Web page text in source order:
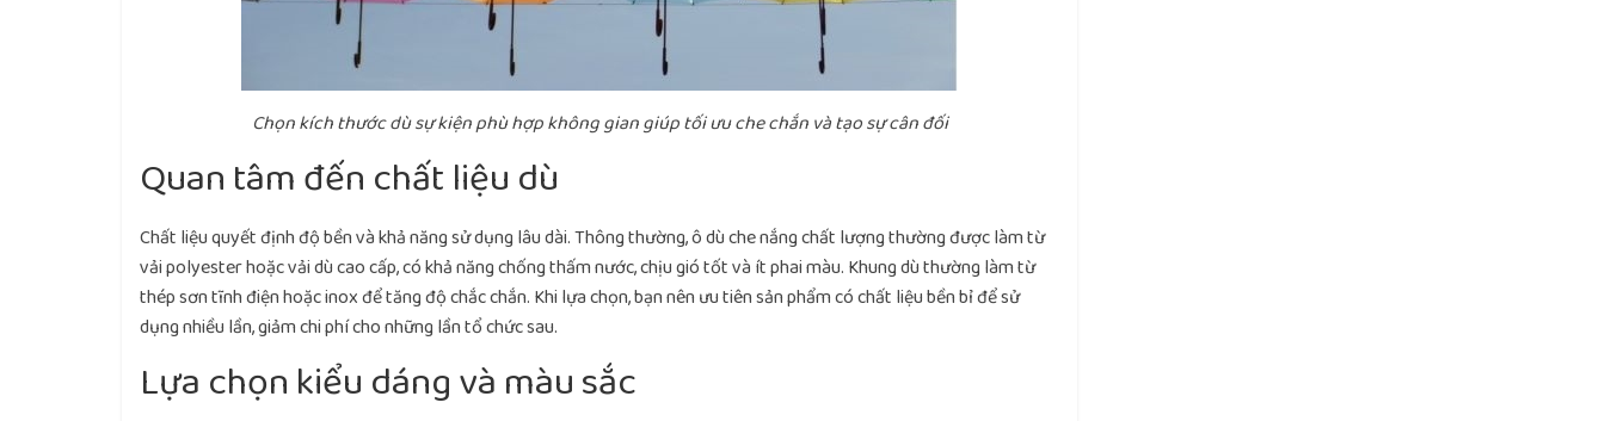
Chọn kích thước dù sự kiện phù hợp không gian giúp tối ưu che chắn và tạo sự cân đối
Quan tâm đến chất liệu dù
Chất liệu quyết định độ bền và khả năng sử dụng lâu dài. Thông thường, ô dù che nắng chất lượng thường được làm từ
vải polyester hoặc vải dù cao cấp, có khả năng chống thấm nước, chịu gió tốt và ít phai màu. Khung dù thường làm từ
thép sơn tĩnh điện hoặc inox để tăng độ chắc chắn. Khi lựa chọn, bạn nên ưu tiên sản phẩm có chất liệu bền bỉ để sử
dụng nhiều lần, giảm chi phí cho những lần tổ chức sau.
Lựa chọn kiểu dáng và màu sắc